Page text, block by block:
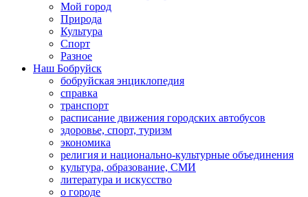
Мой город
Природа
Культура
Спорт
Разное
Наш Бобруйск
бобруйская энциклопедия
справка
транспорт
расписание движения городских автобусов
здоровье, спорт, туризм
экономика
религия и национально-культурные объединения
культура, образование, СМИ
литература и искусство
о городе